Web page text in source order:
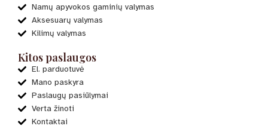
Namų apyvokos gaminių valymas
Aksesuarų valymas
Kilimų valymas
Kitos paslaugos
El. parduotuvė
Mano paskyra
Paslaugų pasiūlymai
Verta žinoti
Kontaktai